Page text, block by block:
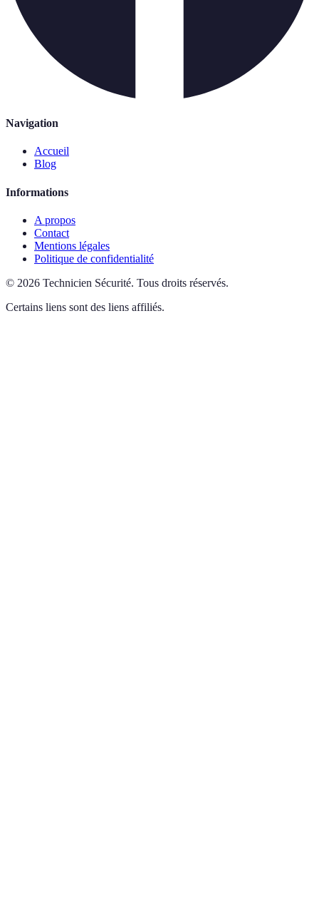
Navigation
Accueil
Blog
Informations
A propos
Contact
Mentions légales
Politique de confidentialité
© 2026 Technicien Sécurité. Tous droits réservés.
Certains liens sont des liens affiliés.